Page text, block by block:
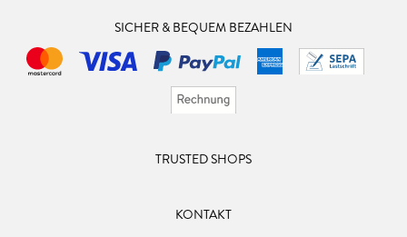
SICHER & BEQUEM BEZAHLEN
TRUSTED SHOPS
KONTAKT